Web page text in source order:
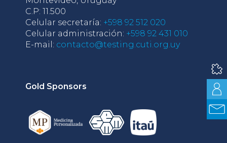
C.P: 11.500
Celular secretaría: +598 92 512 020
Celular administración: +598 92 431 010
E-mail: contacto@testing.cuti.org.uy
Gold Sponsors